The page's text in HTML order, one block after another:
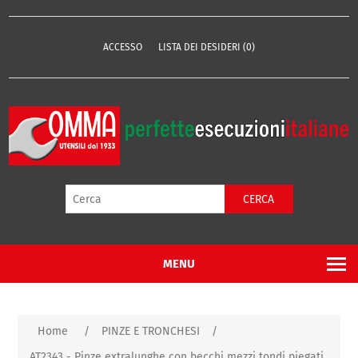
ACCESSO LISTA DEI DESIDERI (0)
CERCA
MENU
Home / PINZE E TRONCHESI
/